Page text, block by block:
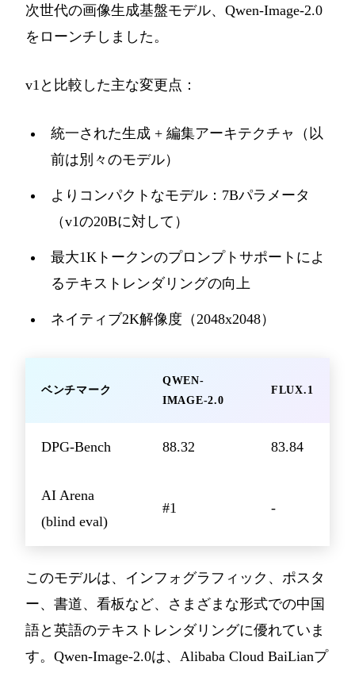
次世代の画像生成基盤モデル、Qwen-Image-2.0
をローンチしました。
v1と比較した主な変更点：
統一された生成 + 編集アーキテクチャ（以
前は別々のモデル）
よりコンパクトなモデル：7Bパラメータ
（v1の20Bに対して）
最大1Kトークンのプロンプトサポートによ
るテキストレンダリングの向上
ネイティブ2K解像度（2048x2048）
ベンチマーク
QWEN-
IMAGE-2.0
FLUX.1
DPG-Bench 88.32 83.84
AI Arena
(blind eval)
#1 -
このモデルは、インフォグラフィック、ポスタ
ー、書道、看板など、さまざまな形式での中国
語と英語のテキストレンダリングに優れていま
す。Qwen-Image-2.0は、Alibaba Cloud BaiLianプ